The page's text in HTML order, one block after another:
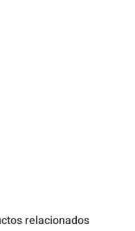
relacionados